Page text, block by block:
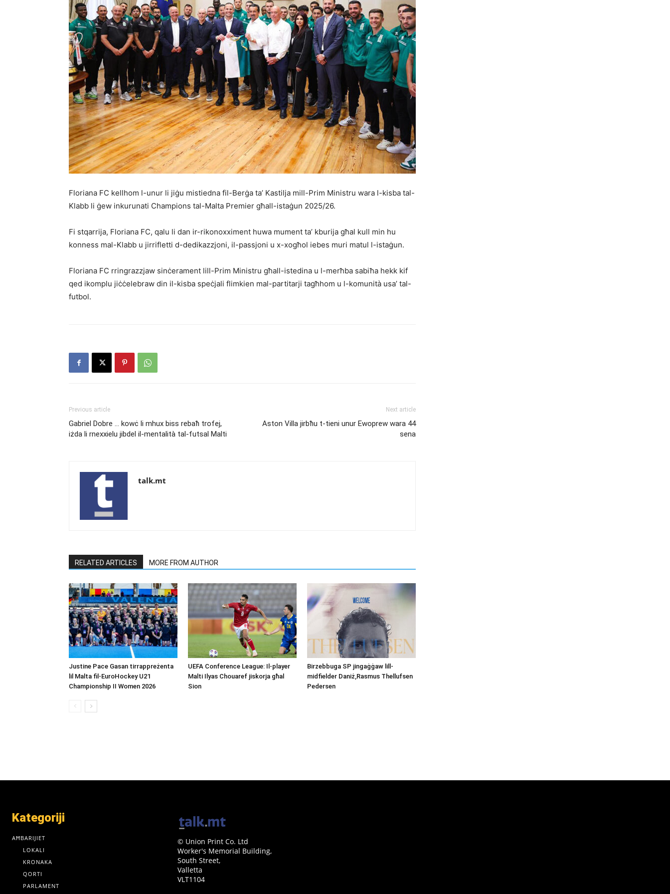
Floriana FC kellhom l-unur li jiġu mistiedna fil-Berġa ta’ Kastilja mill-Prim Ministru wara l-kisba tal-
Klabb li ġew inkurunati Champions tal-Malta Premier għall-istaġun 2025/26.
Fi stqarrija, Floriana FC, qalu li dan ir-rikonoxximent huwa mument ta’ kburija għal kull min hu
konness mal-Klabb u jirrifletti d-dedikazzjoni, il-passjoni u x-xogħol iebes muri matul l-istaġun.
Floriana FC rringrazzjaw sinċerament lill-Prim Ministru għall-istedina u l-merħba sabiħa hekk kif
qed ikomplu jiċċelebraw din il-kisba speċjali flimkien mal-partitarji tagħhom u l-komunità usa’ tal-
futbol.
Previous article
Gabriel Dobre … kowċ li mhux biss rebaħ trofej,
iżda li rnexxielu jibdel il-mentalità tal-futsal Malti
Next article
Aston Villa jirbħu t-tieni unur Ewoprew wara 44
sena
talk.mt
RELATED ARTICLES MORE FROM AUTHOR
Justine Pace Gasan tirrappreżenta
lil Malta fil-EuroHockey U21
Championship II Women 2026
UEFA Conference League: Il-player
Malti Ilyas Chouaref jiskorja għal
Sion
Birzebbuga SP jingaġġaw lill-
midfielder Daniż,Rasmus Thellufsen
Pedersen
Kategoriji
AĦBARIJIET
LOKALI
KRONAKA
QORTI
PARLAMENT
© Union Print Co. Ltd
Worker's Memorial Building,
South Street,
Valletta
VLT1104